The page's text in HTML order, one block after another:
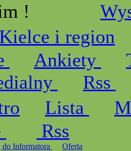
!
Kielce i region
Ankiety
Rss
Lista
Rss
do Informatora Oferta